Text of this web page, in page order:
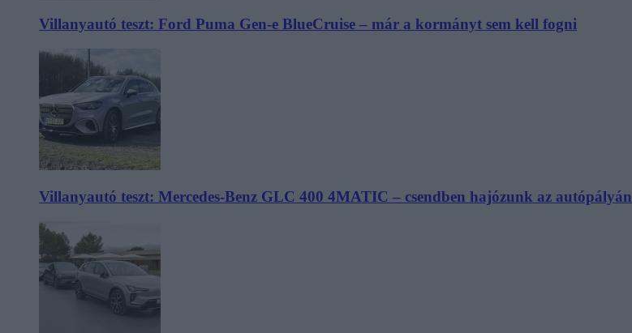
Villanyautó teszt: Ford Puma Gen-e BlueCruise – már a kormányt sem kell fogni
Villanyautó teszt: Mercedes-Benz GLC 400 4MATIC – csendben hajózunk az autópályán